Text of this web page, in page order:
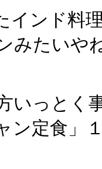
ンド料
みたいや
いっとく
ン定食」